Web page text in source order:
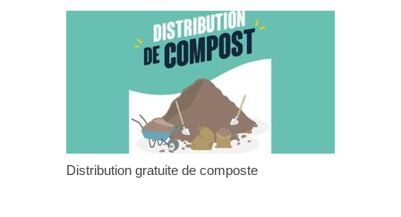
Distribution gratuite de composte